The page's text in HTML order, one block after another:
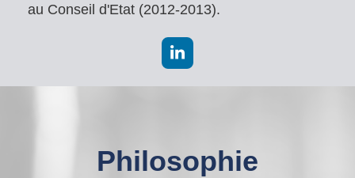
au Conseil d'Etat (2012-2013).
Philosophie